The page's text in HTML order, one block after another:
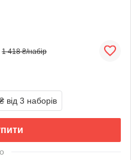
1 418 ₴/набір
від 3 наборів